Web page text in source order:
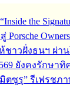
the
ชาวฝั่งธนฯ ผ่า
ยังคงรักษาทิ
ตซูรุ” รีเฟรช